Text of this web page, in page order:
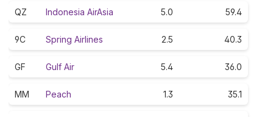
QZ Indonesia AirAsia 5.0 59.4
9C Spring Airlines 2.5 40.3
GF Gulf Air 5.4 36.0
MM Peach 1.3 35.1